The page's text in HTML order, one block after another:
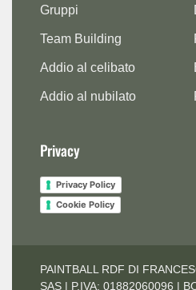
Gruppi
Team Building
Addio al celibato
Addio al nubilato
Privacy
Privacy Policy
Cookie Policy
PAINTBALL RDF DI
SAS | P.IVA: 01882060096 |